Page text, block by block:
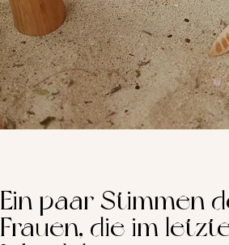
Ein paar Stimmen
Frauen, die im